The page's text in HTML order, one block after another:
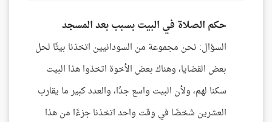
حكم الصلاة في البيت بسبب بعد المسجد
السؤال: نحن مجموعة من السودانيين اتخذنا بيتًا لحل
بعض القضايا، وهناك بعض الأخوة اتخذوا هذا البيت
سكنا لهم، ولأن البيت واسع جدًا، والعدد كبير ما يقارب
العشرين شخصًا في وقت واحد اتخذنا جزءًا من هذا